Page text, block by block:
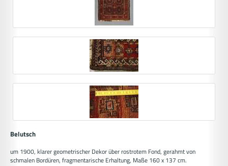
Belutsch
um 1900, klarer geometrischer Dekor über rostrotem Fond, gerahmt von
schmalen Bordüren, fragmentarische Erhaltung, Maße 160 x 137 cm.